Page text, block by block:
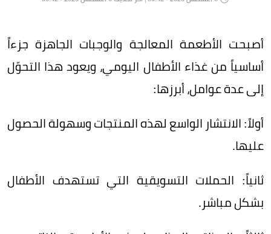
أصبحت الأطعمة المعالجة والوجبات الجاهزة جزءاً
أساسياً من غذاء الأطفال اليومي، ويعود هذا التحوّل
إلى عدة عوامل، أبرزها:
أولاً: الانتشار الواسع لهذه المنتجات وسهولة الحصول
عليها.
ثانياً: الحملات التسويقية التي تستهدف الأطفال
بشكل مباشر.